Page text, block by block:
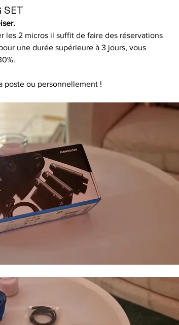
SET
les 2 micros il suffit de faire des réservations
une durée supérieure à 3 jours, vous
poste ou personnellement !